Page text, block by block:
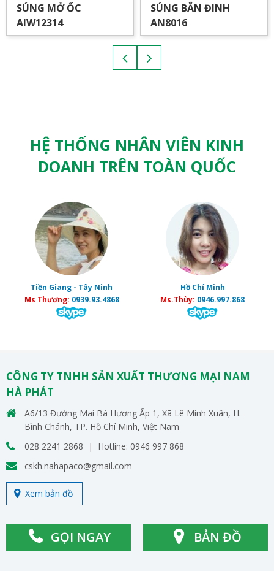
SÚNG MỞ ỐC
AIW12314
SÚNG BẮN ĐINH
AN8016
HỆ THỐNG NHÂN VIÊN KINH
DOANH TRÊN TOÀN QUỐC
Tiền Giang - Tây Ninh
Ms Thương: 0939.93.4868
Hồ Chí Minh
Ms.Thùy: 0946.997.868
CÔNG TY TNHH SẢN XUẤT THƯƠNG MẠI NAM
HÀ PHÁT
A6/13 Đường Mai Bá Hương Ấp 1, Xã Lê Minh Xuân, H.
Bình Chánh, TP. Hồ Chí Minh, Việt Nam
028 2241 2868 | Hotline: 0946 997 868
cskh.nahapaco@gmail.com
Xem bản đồ
GỌI NGAY BẢN ĐỒ